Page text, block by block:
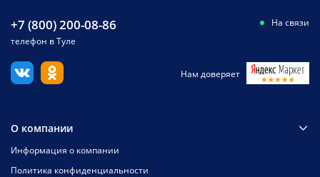
+7 (800) 200-08-86
телефон в Туле
На связи
Нам доверяет
О компании
Информация о компании
Политика конфиденциальности